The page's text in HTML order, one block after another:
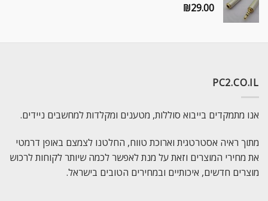
₪29.00
PC2.CO.IL
אנו מתמקדים בייבוא סוללות, מטענים ומקלדות למחשבים ניידים.
מתוך ראיה אסטרטגית וארוכת טווח, החלטנו לצמצם באופן דרמטי
את מחירי המוצרים וזאת על מנת לאפשר לכמה שיותר לקוחות לרכוש
מוצרים חדשים, איכותיים ובמחירים הטובים בישראל.